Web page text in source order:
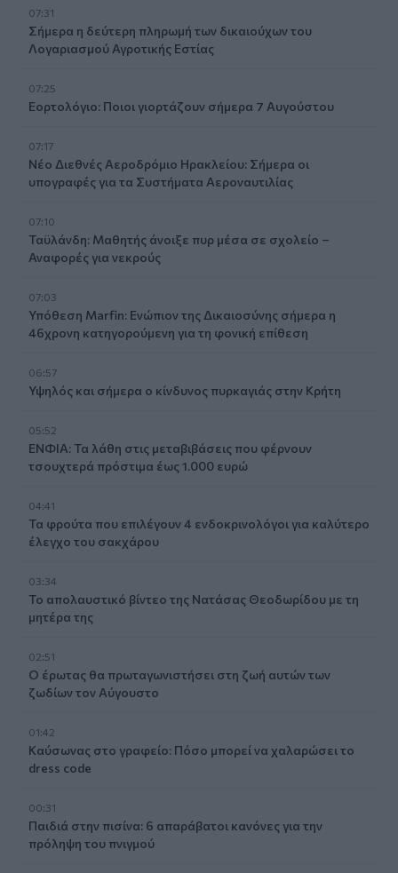
07:31
Σήμερα η δεύτερη πληρωμή των δικαιούχων του
Λογαριασμού Αγροτικής Εστίας
07:25
Εορτολόγιο: Ποιοι γιορτάζουν σήμερα 7 Αυγούστου
07:17
Νέο Διεθνές Αεροδρόμιο Ηρακλείου: Σήμερα οι
υπογραφές για τα Συστήματα Αεροναυτιλίας
07:10
Ταϋλάνδη: Μαθητής άνοιξε πυρ μέσα σε σχολείο –
Αναφορές για νεκρούς
07:03
Υπόθεση Marfin: Ενώπιον της Δικαιοσύνης σήμερα η
46χρονη κατηγορούμενη για τη φονική επίθεση
06:57
Υψηλός και σήμερα ο κίνδυνος πυρκαγιάς στην Κρήτη
05:52
ΕΝΦΙΑ: Τα λάθη στις μεταβιβάσεις που φέρνουν
τσουχτερά πρόστιμα έως 1.000 ευρώ
04:41
Τα φρούτα που επιλέγουν 4 ενδοκρινολόγοι για καλύτερο
έλεγχο του σακχάρου
03:34
Το απολαυστικό βίντεο της Νατάσας Θεοδωρίδου με τη
μητέρα της
02:51
Ο έρωτας θα πρωταγωνιστήσει στη ζωή αυτών των
ζωδίων τον Αύγουστο
01:42
Καύσωνας στο γραφείο: Πόσο μπορεί να χαλαρώσει το
dress code
00:31
Παιδιά στην πισίνα: 6 απαράβατοι κανόνες για την
πρόληψη του πνιγμού